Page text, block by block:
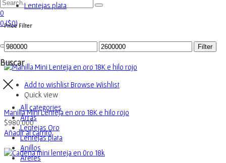
0
0 ($0)
Buscar
All categories
Arras
Lentejas Oro
Lentejas plata
Anillos
Aretes
Lentejas plata
Price Filter
Filter
Add to wishlistBrowse Wishlist
Quick view
Manilla Mini Lenteja en oro 18K e hilo rojo
$980,000
Añadir al carrito